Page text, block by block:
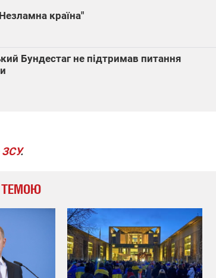
країна"
Бундестаг не підтримав питання
ЗСУ.
ТЕМОЮ